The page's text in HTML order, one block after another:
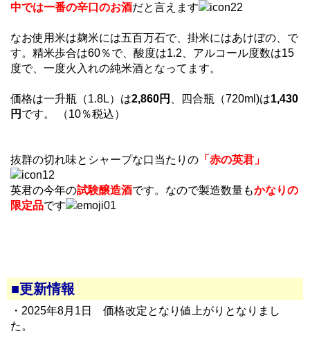
中では一番の辛口のお酒だと言えます
なお使用米は麹米には五百万石で、掛米にはあけぼの、で
す。精米歩合は60％で、酸度は1.2、アルコール度数は15
度で、一度火入れの純米酒となってます。
価格は一升瓶（1.8L）は2,860円 、四合瓶（720ml)は1,430
円 です。 （10％税込）
抜群の切れ味とシャープな口当たりの 「赤の英君」
英君の今年の試験醸造酒です。なので製造数量もかなりの
限定品です
■更新情報
・2025年8月1日 価格改定となり値上がりとなりまし
た。